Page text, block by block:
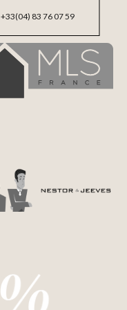
+33(04) 83 76 07 59